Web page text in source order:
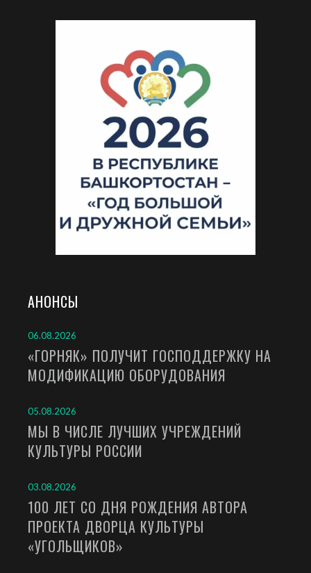
АНОНСЫ
06.08.2026
«ГОРНЯК» ПОЛУЧИТ ГОСПОДДЕРЖКУ НА
МОДИФИКАЦИЮ ОБОРУДОВАНИЯ
05.08.2026
МЫ В ЧИСЛЕ ЛУЧШИХ УЧРЕЖДЕНИЙ
КУЛЬТУРЫ РОССИИ
03.08.2026
100 ЛЕТ СО ДНЯ РОЖДЕНИЯ АВТОРА
ПРОЕКТА ДВОРЦА КУЛЬТУРЫ
«УГОЛЬЩИКОВ»